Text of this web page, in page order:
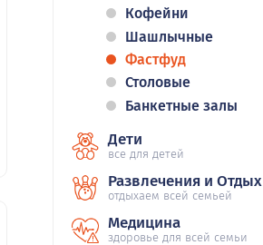
Кофейни
Шашлычные
Фастфуд
Столовые
Банкетные залы
Дети
все для детей
Развлечения и Отдых
отдыхаем всей семьей
Медицина
здоровье для всей семьи